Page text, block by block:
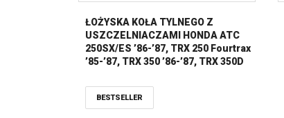
ŁOŻYSKA KOŁA TYLNEGO Z
USZCZELNIACZAMI HONDA ATC
250SX/ES ’86-’87, TRX 250 Fourtrax
’85-’87, TRX 350 ’86-’87, TRX 350D
BESTSELLER